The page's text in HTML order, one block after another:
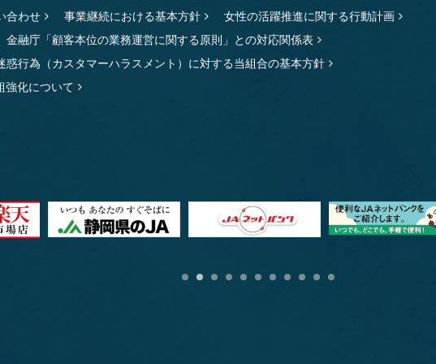
合わせ 事業継続における基本方針
女性の活躍推進に関する行動計画
金融庁「顧客本位の業務運営に関する原則」との対応関係表
惑行為（カスタマーハラスメント）に対する当組合の基本方針
強化について